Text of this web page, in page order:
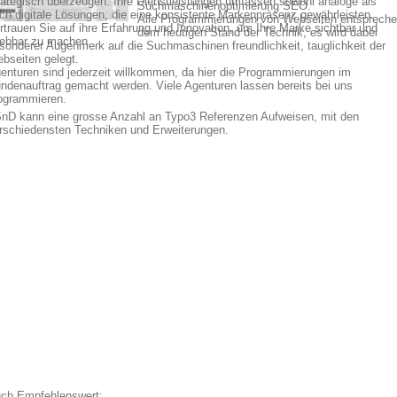
digitale Lösungen, die eine konsistente Markenpräsenz gewährleisten.
Sie auf ihre Erfahrung und Innovation, um Ihre Marke sichtbar und
zu machen.
Suchmaschinenoptimierung SEO.
Alle Programmierungen von Webseiten
dem heutigen Stand der Technik, es wird dabei
Augenmerk auf die Suchmaschinen freundlichkeit, tauglichkeit der
gelegt.
sind jederzeit willkommen, da hier die Programmierungen im
gemacht werden. Viele Agenturen lassen bereits bei uns
kann eine grosse Anzahl an Typo3 Referenzen Aufweisen, mit den
Techniken und Erweiterungen.